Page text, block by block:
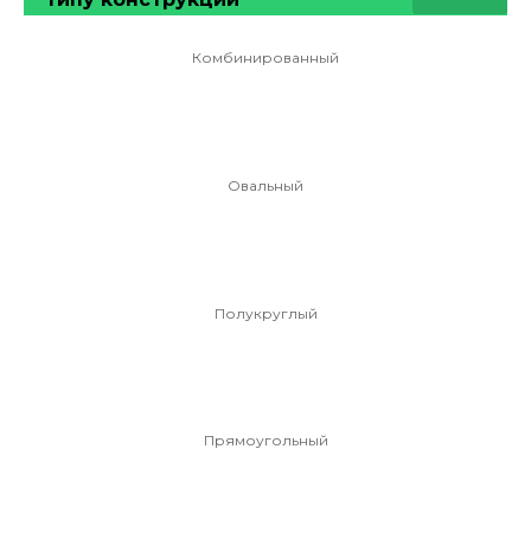
Комбинированный
Овальный
Полукруглый
Прямоугольный